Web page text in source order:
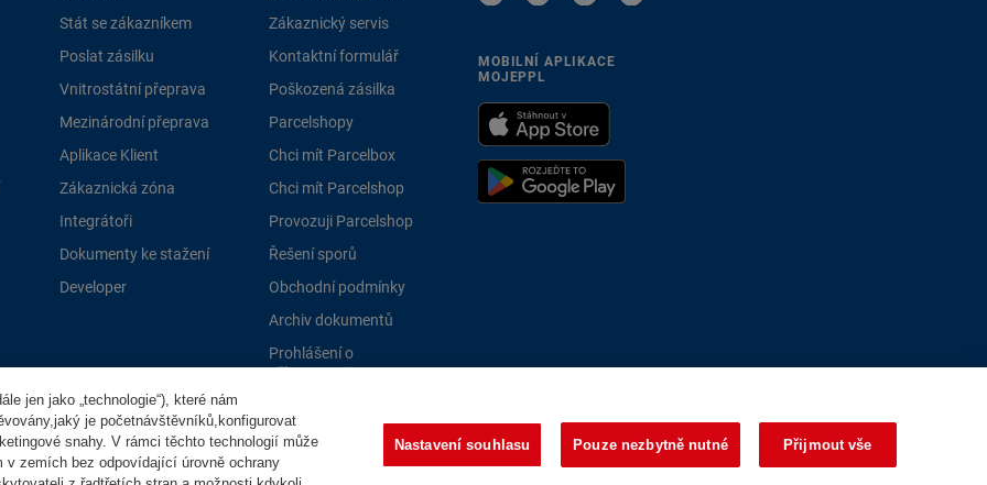
Stát se zákazníkem
Poslat zásilku
Vnitrostátní přeprava
Mezinárodní přeprava
Aplikace Klient
Zákaznická zóna
Integrátoři
Dokumenty ke stažení
Developer
Zákaznický servis
Kontaktní formulář
Poškozená zásilka
Parcelshopy
Chci mít Parcelbox
Chci mít Parcelshop
Provozuji Parcelshop
Řešení sporů
Obchodní podmínky
Archiv dokumentů
Prohlášení o
přístupnosti
MOBILNÍ APLIKACE
MOJEPPL
PPLně se přizpůsobíme
jen jako „technologie“), které nám
je početnávštěvníků,konfigurovat
snahy. V rámci těchto technologií může
v zemích bez odpovídající úrovně ochrany
Nastavení souhlasu Pouze nezbytně nutné Přijmout vše